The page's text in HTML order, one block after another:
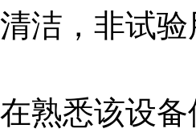
洁，非试
熟悉该设